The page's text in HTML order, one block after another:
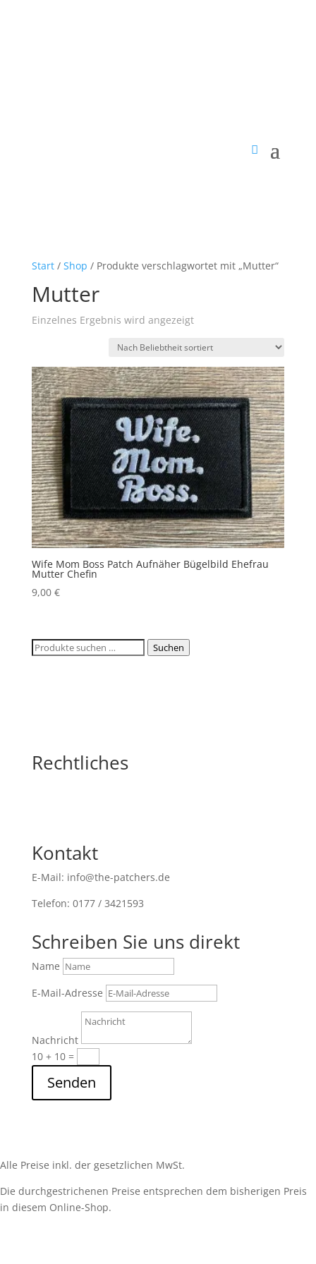
Start/ Shop / Produkte verschlagwortet mit „Mutter“
Mutter
Einzelnes Ergebnis wird angezeigt
Wife Mom Boss Patch Aufnäher Bügelbild Ehefrau
Mutter Chefin
9,00 €
Suchen
Suchen
Rechtliches
Kontakt
E-Mail: info@the-patchers.de
Telefon: 0177 / 3421593
Schreiben Sie uns direkt
Name
E-Mail-Adresse
Nachricht
10 + 10=
Senden
Alle Preise inkl. der gesetzlichen MwSt.
Die durchgestrichenen Preise entsprechen dem bisherigen Preis
in diesem Online-Shop.